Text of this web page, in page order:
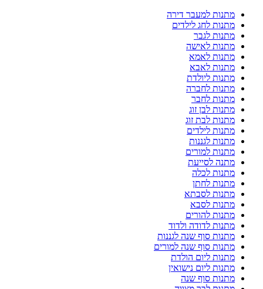
מתנות למעבר דירה
מתנות לחג לילדים
מתנות לגבר
מתנות לאישה
מתנות לאמא
מתנות לאבא
מתנות ליולדת
מתנות לחברה
מתנות לחבר
מתנות לבן זוג
מתנות לבת זוג
מתנות לילדים
מתנות לגננות
מתנות למורים
מתנה לסייעת
מתנות לכלה
מתנות לחתן
מתנות לסבתא
מתנות לסבא
מתנות להורים
מתנות לדודה ולדוד
מתנות סוף שנה לגננות
מתנות סוף שנה למורים
מתנות ליום הולדת
מתנות ליום נישואין
מתנות סוף שנה